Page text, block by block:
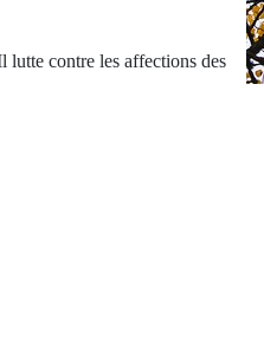
lutte contre les affections des